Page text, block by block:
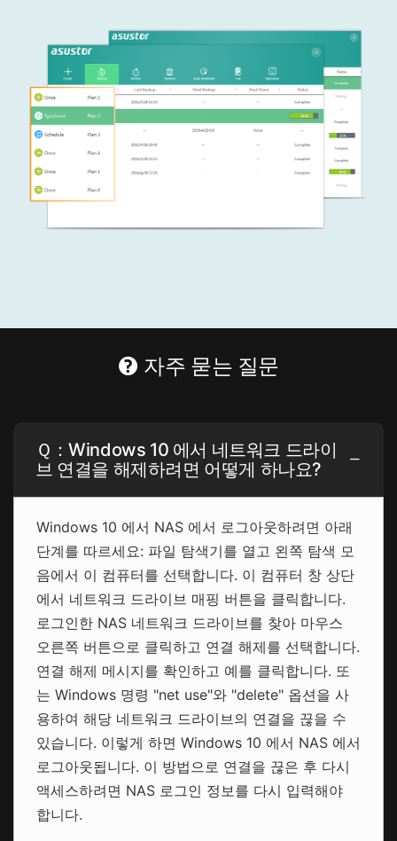
자주 묻는 질문
Ｑ：Windows 10 에서 네트워크 드라이
브 연결을 해제하려면 어떻게 하나요?
Windows 10 에서 NAS 에서 로그아웃하려면 아래
단계를 따르세요: 파일 탐색기를 열고 왼쪽 탐색 모
음에서 이 컴퓨터를 선택합니다. 이 컴퓨터 창 상단
에서 네트워크 드라이브 매핑 버튼을 클릭합니다.
로그인한 NAS 네트워크 드라이브를 찾아 마우스
오른쪽 버튼으로 클릭하고 연결 해제를 선택합니다.
연결 해제 메시지를 확인하고 예를 클릭합니다. 또
는 Windows 명령 "net use"와 "delete" 옵션을 사
용하여 해당 네트워크 드라이브의 연결을 끊을 수
있습니다. 이렇게 하면 Windows 10 에서 NAS 에서
로그아웃됩니다. 이 방법으로 연결을 끊은 후 다시
액세스하려면 NAS 로그인 정보를 다시 입력해야
합니다.